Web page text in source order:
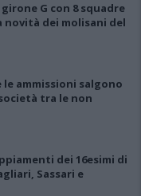
G con 8 squadre
novità dei molisani del
le ammissioni salgono
tra le non
dei 16esimi di
Sassari e